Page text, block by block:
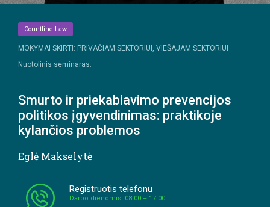
Countline Law
MOKYMAI SKIRTI: PRIVAČIAM SEKTORIUI, VIEŠAJAM SEKTORIUI
Nuotolinis seminaras.
Smurto ir priekabiavimo prevencijos
politikos įgyvendinimas: praktikoje
kylančios problemos
Eglė Makselytė
Registruotis telefonu
Darbo dienomis: 08:00 – 17:00